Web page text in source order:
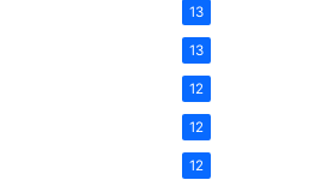
13
13
12
12
12